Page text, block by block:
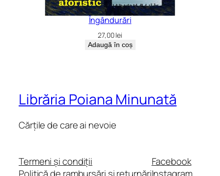
Îngândurări
27,00lei
Adaugă în coș
Librăria Poiana Minunată
Cărțile de care ai nevoie
Termeni și condiții
Politică de rambursări și returnări
Facebook
Instagram